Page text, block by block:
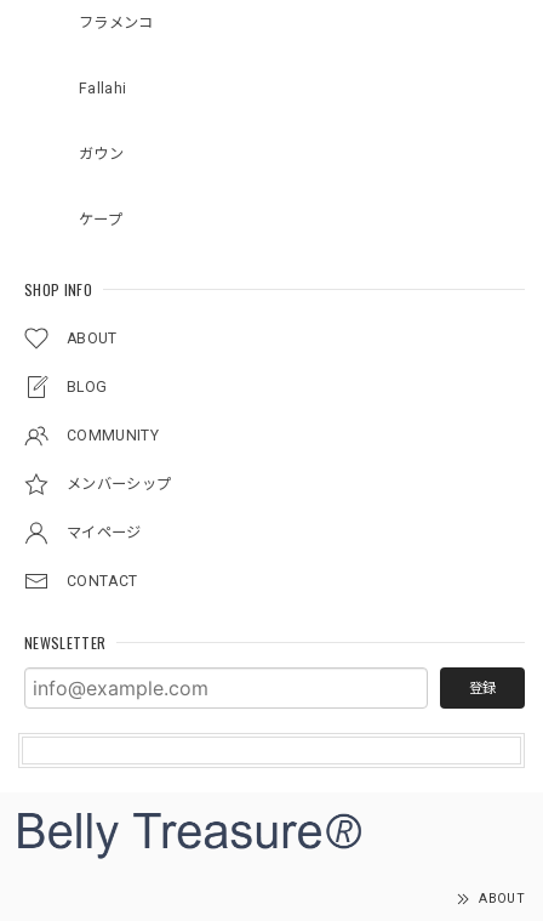
フラメンコ
Fallahi
ガウン
ケープ
SHOP INFO
ABOUT
BLOG
COMMUNITY
メンバーシップ
マイページ
CONTACT
NEWSLETTER
登録
ABOUT